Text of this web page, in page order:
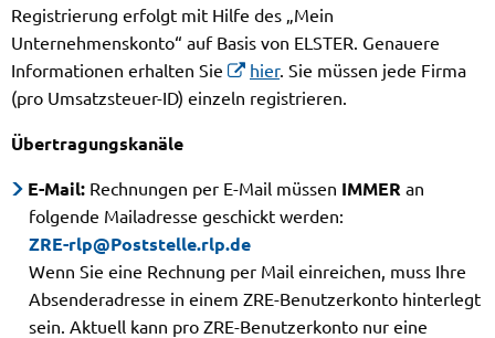
Registrierung erfolgt mit Hilfe des „Mein
Unternehmenskonto“ auf Basis von ELSTER. Genauere
Informationen erhalten Sie
hier. Sie müssen jede Firma
(pro Umsatzsteuer-ID) einzeln registrieren.
Übertragungskanäle
E-Mail: Rechnungen per E-Mail müssen IMMER an
folgende Mailadresse geschickt werden:
ZRE-rlp@Poststelle.rlp.de
Wenn Sie eine Rechnung per Mail einreichen, muss Ihre
Absenderadresse in einem ZRE-Benutzerkonto hinterlegt
sein. Aktuell kann pro ZRE-Benutzerkonto nur eine